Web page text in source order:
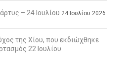
– 24 Ιουλίου 24 Ιουλίου 2026
της Χίου, που εκδιώχθηκε
22 Ιουλίου